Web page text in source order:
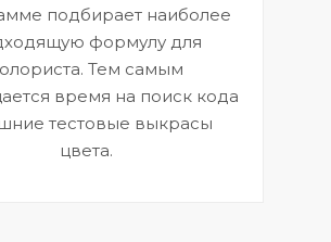
подбирает наиболее
формулу для
Тем самым
время на поиск кода
тестовые выкрасы
цвета.